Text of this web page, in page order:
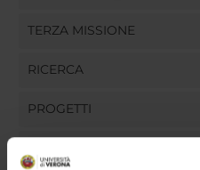
TERZA MISSIONE
RICERCA
PROGETTI